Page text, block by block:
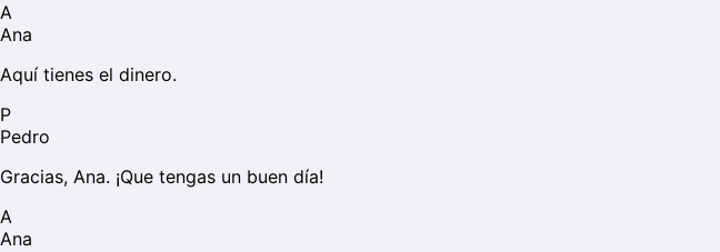
A
Ana
Aquí tienes el dinero.
P
Pedro
Gracias, Ana. ¡Que tengas un buen día!
A
Ana